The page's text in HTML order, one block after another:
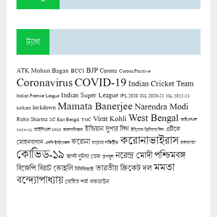
ট্যাগ
ATK Mohun Bagan BCCI BJP Corona Corona Positive
CoronavirusCOVID-19 Indian Cricket Team
Indian Premier League Indian Super League IPL 2020 ISL 2020-21 ISL 2022-23
kolkata lockdown Mamata Banerjee Narendra Modi
Rohit Sharma SC East Bengal TMC Virat Kohli West Bengal আইএসএল
২০২০-২১ আইপিএল ২০২০ আফগানিস্তান ইন্ডিয়ান সুপার লিগ ইন্ডিয়ান প্রিমিয়ার লিগ এটিকে
মোহনবাগান এসসি ইস্টবেঙ্গল করোনা করোনা পজিটিভ করোনাভাইরাস কলকাতা
কোভিড-১৯ জাস্ট দুনিয়া ডেস্ক তৃণমূল নরেন্দ্র মোদী পশ্চিমবঙ্গ
বিজেপি বিরাট কোহলি বিসিসিআই ভারতীয় ক্রিকেট দল মমতা
বন্দ্যোপাধ্যায় রোহিত শর্মা লকডাউন